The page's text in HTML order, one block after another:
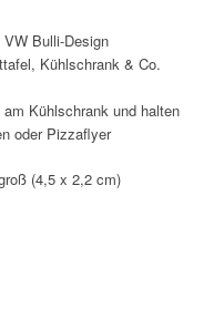
Bulli-Design
Kühlschrank & Co.
Kühlschrank und halten
oder Pizzaflyer
(4,5 x 2,2 cm)